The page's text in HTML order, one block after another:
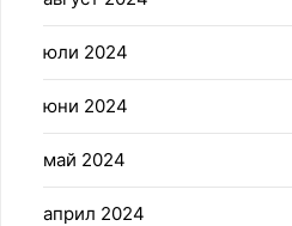
юли 2024
юни 2024
май 2024
април 2024